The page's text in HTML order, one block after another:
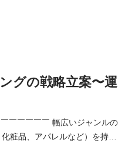
グの戦略立案〜運
￣￣￣￣￣ 幅広いジャンルの
粧品、アパレルなど）を持つ